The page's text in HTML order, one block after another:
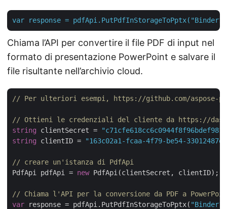
var response =
Chiama l’API per convertire il file PDF di input nel
formato di presentazione PowerPoint e salvare il
file risultante nell’archivio cloud.
// Per ulteriori esempi, https://github.com/aspose-
// Ottieni le credenziali del cliente da https://
string clientSecret =
string clientID = "163c02a1-fcaa-4f79-be54-
// creare un'istanza di PdfApi
PdfApi pdfApi = new PdfApi(clientSecret, clientID);
// Chiama l'API per la conversione da PDF a
var response = pdfApi.PutPdfInStorageToPptx(